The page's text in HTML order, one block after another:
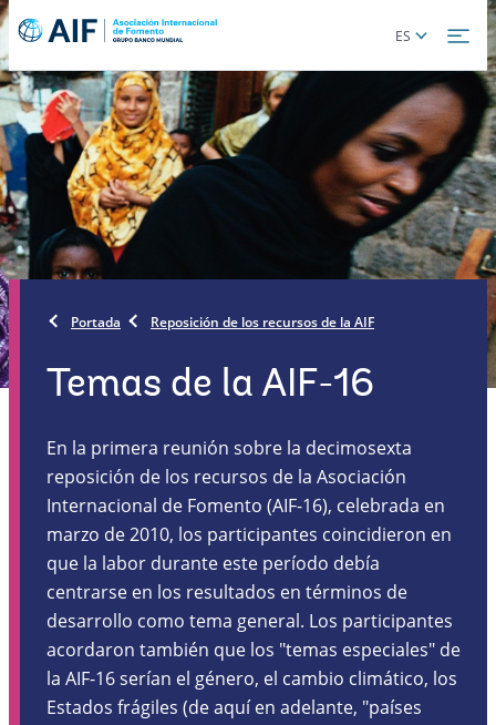
Skip
main
content
Global
toggler
ES
Portada Reposición de los recursos de la AIF
Temas de la AIF-16
En la primera reunión sobre la decimosexta
reposición de los recursos de la Asociación
Internacional de Fomento (AIF-16), celebrada en
marzo de 2010, los participantes coincidieron en
que la labor durante este período debía
centrarse en los resultados en términos de
desarrollo como tema general. Los participantes
acordaron también que los "temas especiales" de
la AIF-16 serían el género, el cambio climático, los
Estados frágiles (de aquí en adelante, "países